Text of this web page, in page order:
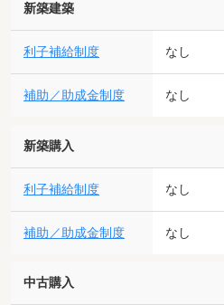
新築建築
利子補給制度 なし
補助／助成金制度 なし
新築購入
利子補給制度 なし
補助／助成金制度 なし
中古購入